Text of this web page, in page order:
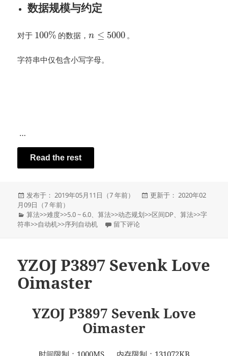
数据规模与约定
对于 100% 的数据，n ≤ 5000。
字符串中仅包含小写字母。
…
Read the rest
发
布
于
发布于： 2019年05月11日（7 年前）
发
于
更新于： 2020年02
月09日（7 年前）
分
类
算法>>难度>>5.0 ~ 6.0、算法>>动态规划>>区间DP、算法>>字
符串>>自动机>>序列自动机 于YZOJ P2443 回文子序列
留下评论
YZOJ P3897 Sevenk Love
Oimaster
YZOJ P3897 Sevenk Love
Oimaster